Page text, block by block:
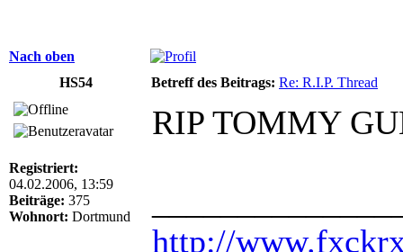
Nach oben
HS54
Betreff des Beitrags: Re: R.I.P. Thread
Registriert:
04.02.2006, 13:59
Beiträge: 375
Wohnort: Dortmund
RIP TOMMY
http://